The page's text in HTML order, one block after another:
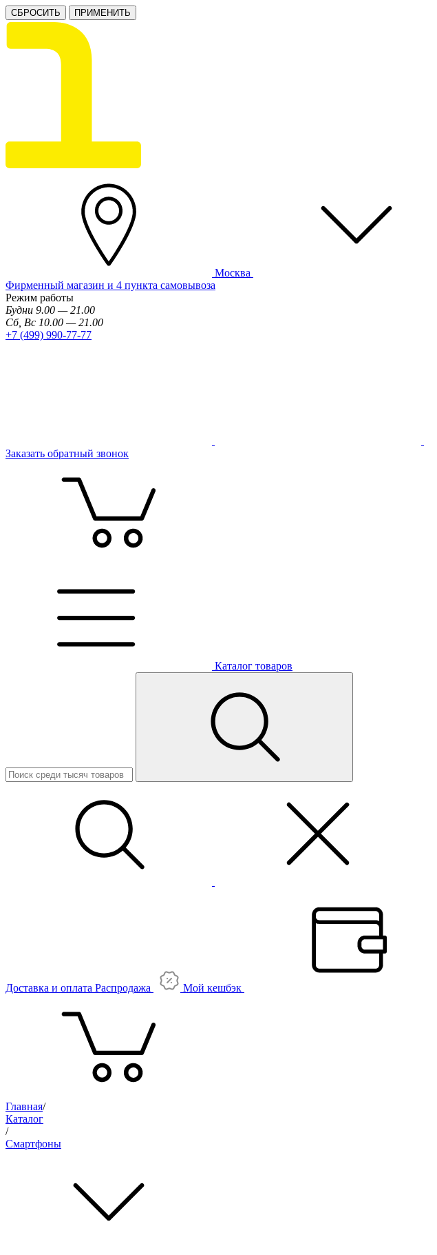
СБРОСИТЬ ПРИМЕНИТЬ
Москва
Фирменный магазин и 4 пункта самовывоза
Режим работы
Будни 9.00 — 21.00
Сб, Вс 10.00 — 21.00
+7 (499) 990-77-77
Заказать обратный звонок
Каталог товаров
Доставка и оплата Распродажа Мой кешбэк
Главная/
Каталог
/
Смартфоны